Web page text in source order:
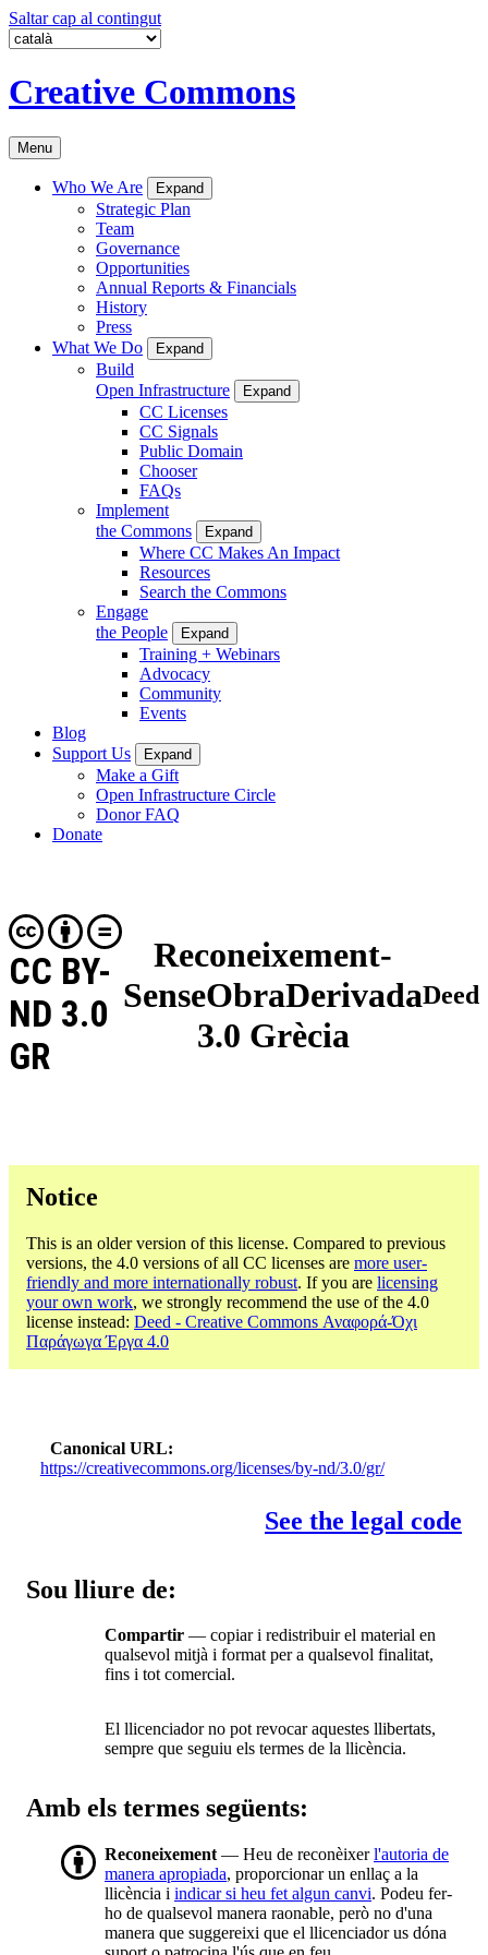
Saltar cap al contingut
Creative Commons
Menu
Who We Are Expand
Strategic Plan
Team
Governance
Opportunities
Annual Reports & Financials
History
Press
What We Do
Expand
Build
Open Infrastructure
Expand
CC Licenses
CC Signals
Public Domain
Chooser
FAQs
Implement
the Commons
Expand
Where CC Makes An Impact
Resources
Search the Commons
Engage
the People
Expand
Training + Webinars
Advocacy
Community
Events
Blog
Support Us
Expand
Make a Gift
Open Infrastructure Circle
Donor FAQ
Donate
Reconeixement-
SenseObraDerivada
3.0 Grècia
CC BY-
ND 3.0
GR
Deed
Notice
This is an older version of this license. Compared to previous
versions, the 4.0 versions of all CC licenses are more user-
friendly and more internationally robust. If you are licensing
your own work, we strongly recommend the use of the 4.0
license instead: Deed - Creative Commons Αναφορά-Όχι
Παράγωγα Έργα 4.0
Canonical URL
https://creativecommons.org/licenses/by-nd/3.0/gr/
See the legal code
Sou lliure de:
Compartir — copiar i redistribuir el material en
qualsevol mitjà i format per a qualsevol finalitat,
fins i tot comercial.
El llicenciador no pot revocar aquestes llibertats,
sempre que seguiu els termes de la llicència.
Amb els termes següents:
Reconeixement — Heu de reconèixerl'autoria de
manera apropiada, proporcionar un enllaç a la
llicència i indicar si heu fet algun canvi. Podeu fer-
ho de qualsevol manera raonable, però no d'una
manera que suggereixi que el llicenciador us dóna